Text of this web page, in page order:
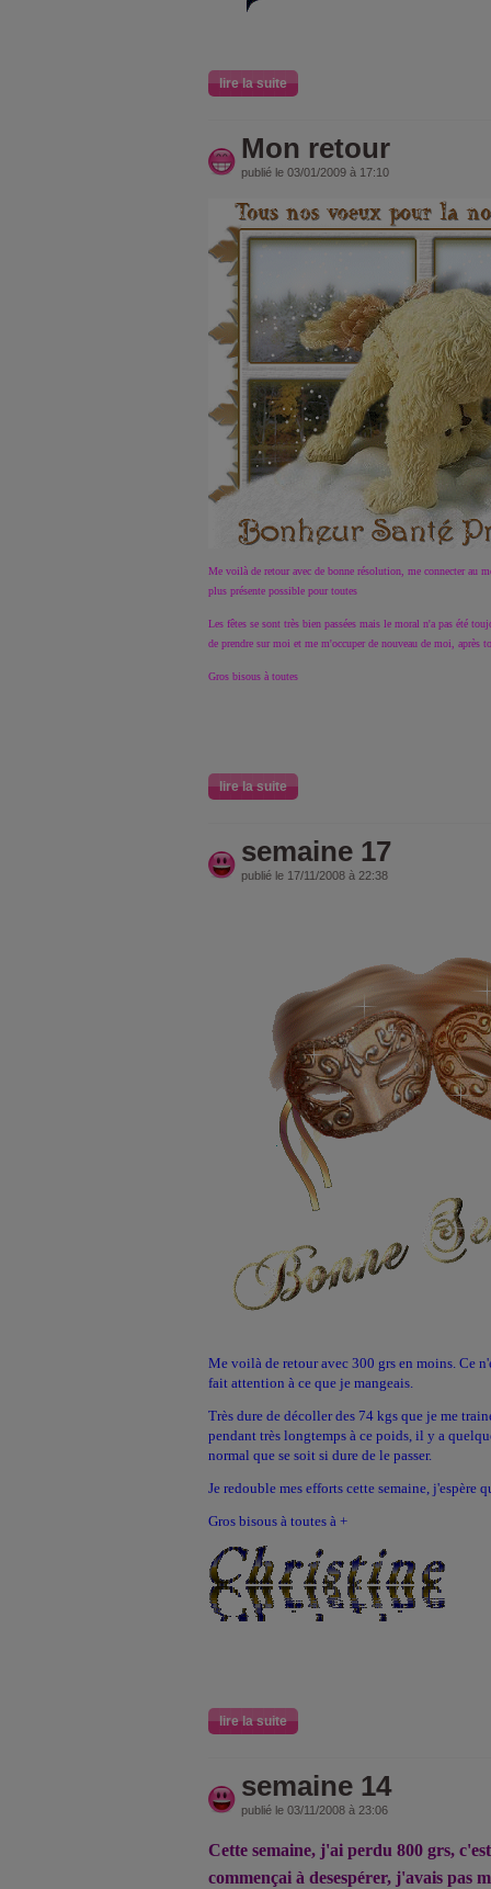
lire la suite
Mon retour
publié le 03/01/2009 à 17:10
Me voilà de retour avec de bonne résolution, me connecter au
plus présente possible pour toutes
Les fêtes se sont très bien passées mais le moral n'a pas été
de prendre sur moi et me m'occuper de nouveau de moi, après
Gros bisous à toutes
lire la suite
semaine 17
publié le 17/11/2008 à 22:38
Me voilà de retour avec 300 grs en moins. Ce
fait attention à ce que je mangeais.
Très dure de décoller des 74 kgs que je me
pendant très longtemps à ce poids, il y a
normal que se soit si dure de le passer.
Je redouble mes efforts cette semaine, j'espère
Gros bisous à toutes à +
lire la suite
semaine 14
publié le 03/11/2008 à 23:06
Cette semaine, j'ai perdu 800 grs,
commençai à desespérer, j'avais pas